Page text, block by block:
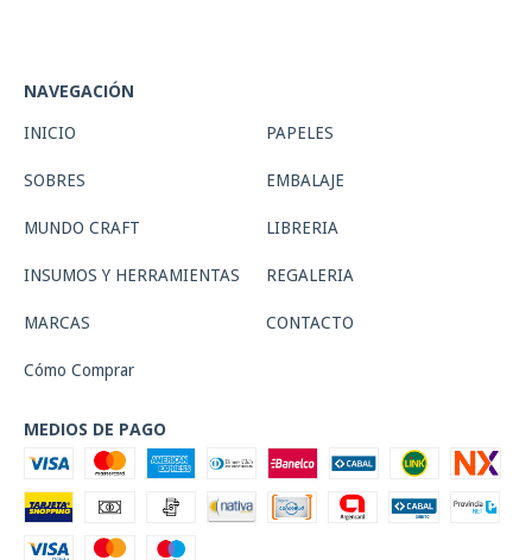
NAVEGACIÓN
INICIO PAPELES
SOBRES EMBALAJE
MUNDO CRAFT LIBRERIA
INSUMOS Y HERRAMIENTAS REGALERIA
MARCAS CONTACTO
Cómo Comprar
MEDIOS DE PAGO